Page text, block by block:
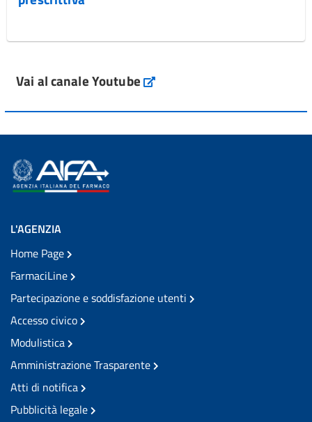
Vai al canale Youtube
L'AGENZIA
Home Page
FarmaciLine
Partecipazione e soddisfazione utenti
Accesso civico
Modulistica
Amministrazione Trasparente
Atti di notifica
Pubblicità legale